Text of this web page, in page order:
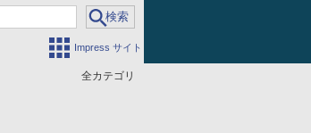
Impress サイト
全カテゴリ